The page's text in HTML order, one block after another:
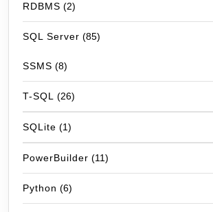
RDBMS (2)
SQL Server (85)
SSMS (8)
T-SQL (26)
SQLite (1)
PowerBuilder (11)
Python (6)